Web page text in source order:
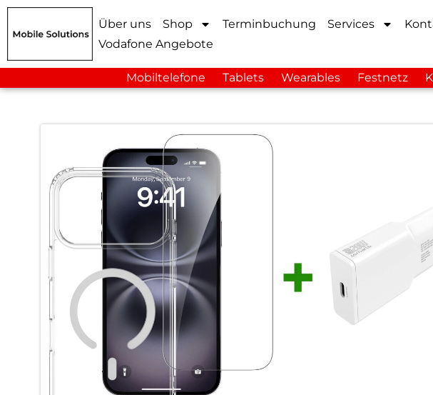
Über uns Shop Terminbuchung Services
Vodafone Angebote
Mobiltelefone Tablets Wearables Festnetz